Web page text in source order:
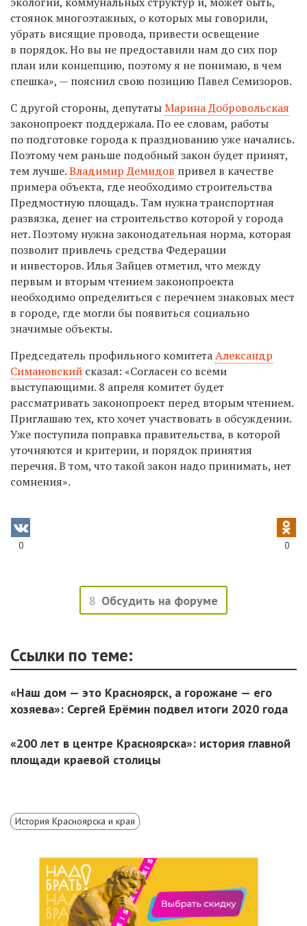
стоянок многоэтажных, о которых мы говорили,
убрать висящие провода, привести освещение
в порядок. Но вы не предоставили нам до сих пор
план или концепцию, поэтому я не понимаю, в чем
спешка», — пояснил свою позицию Павел Семизоров.
С другой стороны, депутатыМарина Добровольская
законопроект поддержала. По ее словам, работы
по подготовке города к празднованию уже начались.
Поэтому чем раньше подобный закон будет принят,
тем лучше.Владимир Демидов привел в качестве
примера объекта, где необходимо строительства
Предмостную площадь. Там нужна транспортная
развязка, денег на строительство которой у города
нет. Поэтому нужна законодательная норма, которая
позволит привлечь средства Федерации
и инвесторов. Илья Зайцев отметил, что между
первым и вторым чтением законопроекта
необходимо определиться с перечнем знаковых мест
в городе, где могли бы появиться социально
значимые объекты.
Председатель профильного комитетаАлександр
Симановский сказал: «Согласен со всеми
выступающими. 8 апреля комитет будет
рассматривать законопроект перед вторым чтением.
Приглашаю тех, кто хочет участвовать в обсуждении.
Уже поступила поправка правительства, в которой
уточняются и критерии, и порядок принятия
перечня. В том, что такой закон надо принимать, нет
сомнения».
0 0
8 Обсудить на форуме
Ссылки по теме:
«Наш дом — это Красноярск, а горожане — его
хозяева»: Сергей Ерёмин подвел итоги 2020 года
«200 лет в центре Красноярска»: история главной
площади краевой столицы
История Красноярска и края